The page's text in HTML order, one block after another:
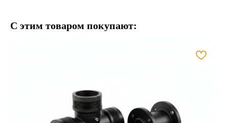
С этим товаром покупают: